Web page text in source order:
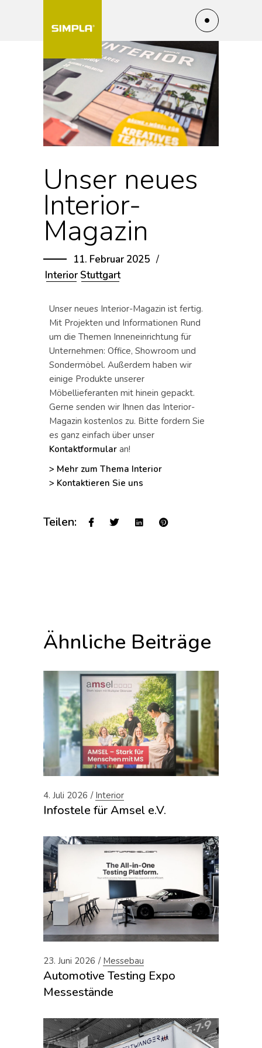
Unser neues
Interior-
Magazin
11. Februar 2025
Interior Stuttgart
Unser neues Interior-Magazin ist fertig.
Mit Projekten und Informationen Rund
um die Themen Inneneinrichtung für
Unternehmen: Office, Showroom und
Sondermöbel. Außerdem haben wir
einige Produkte unserer
Möbellieferanten mit hinein gepackt.
Gerne senden wir Ihnen das Interior-
Magazin kostenlos zu. Bitte fordern Sie
es ganz einfach über unser
Kontaktformular an!
> Mehr zum Thema Interior
> Kontaktieren Sie uns
Teilen:
Ähnliche Beiträge
4. Juli 2026 Interior
Infostele für Amsel e.V.
23. Juni 2026 Messebau
Automotive Testing Expo
Messestände